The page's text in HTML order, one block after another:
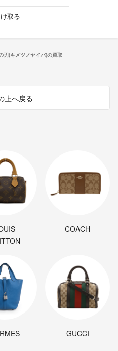
取る
刃(キメツノヤイバ)の買取
上へ戻る
COACH
GUCCI